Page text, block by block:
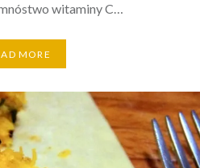
witaminy C…
MORE